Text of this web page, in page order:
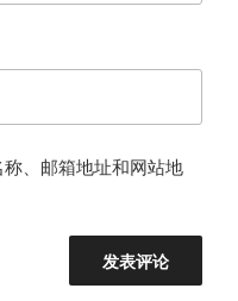
、邮箱地址和网站地